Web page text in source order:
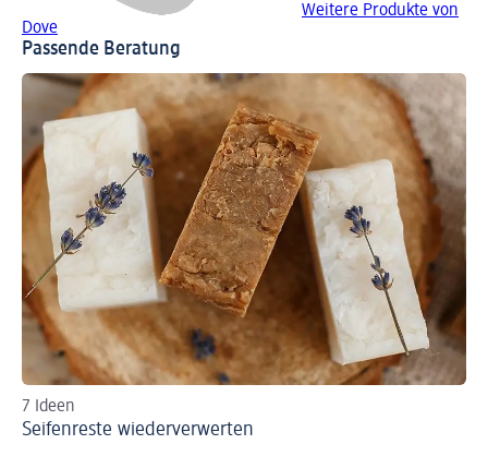
Weitere Produkte von
Dove
Passende Beratung
7 Ideen
Seifenreste wiederverwerten